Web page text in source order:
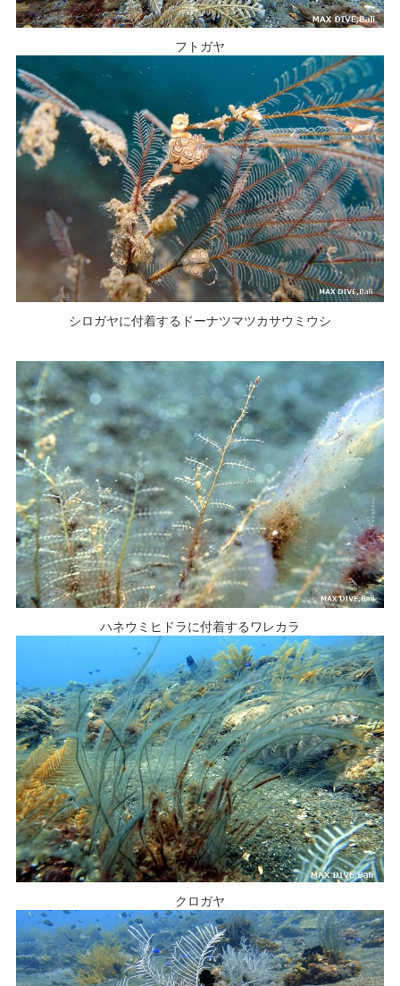
フトガヤ
シロガヤに付着するドーナツマツカサウミウシ
ハネウミヒドラに付着するワレカラ
クロガヤ